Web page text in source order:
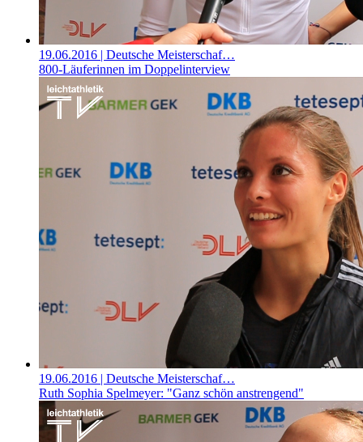
19.06.2016 | Deutsche Meisterschaf…
800-Läuferinnen im Doppelinterview
19.06.2016 | Deutsche Meisterschaf…
Ruth Sophia Spelmeyer: "Ganz schön anstrengend"